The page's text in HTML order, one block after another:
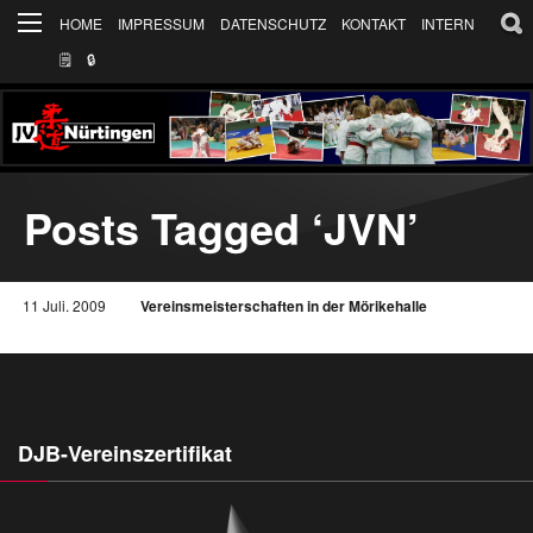
HOME IMPRESSUM DATENSCHUTZ KONTAKT
INTERN
🗒
🔒︎
Posts Tagged ‘JVN’
11 Juli. 2009 Vereinsmeisterschaften in der Mörikehalle
DJB-Vereinszertifikat